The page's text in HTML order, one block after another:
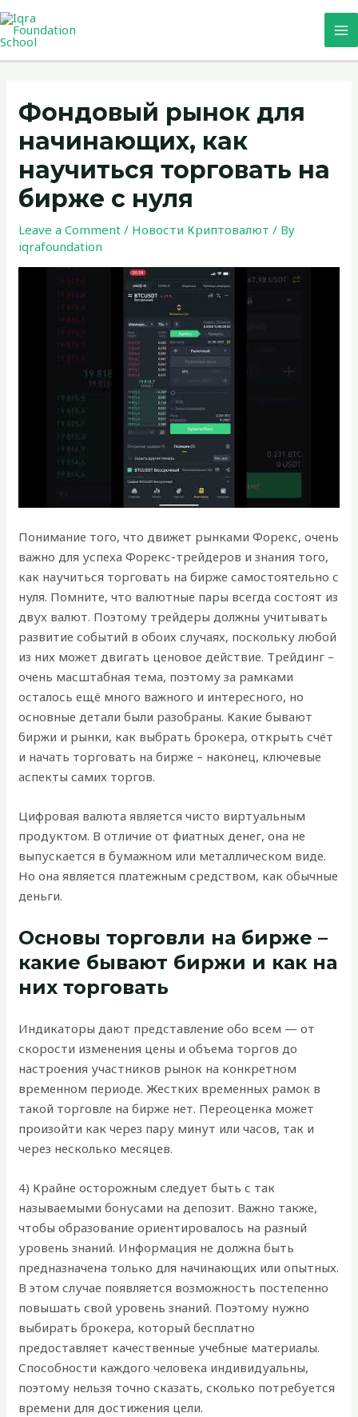
Skip
to
content
Фондовый рынок для
начинающих, как
научиться торговать на
бирже с нуля
Leave a Comment / Новости Криптовалют / By
iqrafoundation
Понимание того, что движет рынками Форекс, очень
важно для успеха Форекс-трейдеров и знания того,
как научиться торговать на бирже самостоятельно с
нуля. Помните, что валютные пары всегда состоят из
двух валют. Поэтому трейдеры должны учитывать
развитие событий в обоих случаях, поскольку любой
из них может двигать ценовое действие. Трейдинг –
очень масштабная тема, поэтому за рамками
осталось ещё много важного и интересного, но
основные детали были разобраны. Какие бывают
биржи и рынки, как выбрать брокера, открыть счёт
и начать торговать на бирже – наконец, ключевые
аспекты самих торгов.
Цифровая валюта является чисто виртуальным
продуктом. В отличие от фиатных денег, она не
выпускается в бумажном или металлическом виде.
Но она является платежным средством, как обычные
деньги.
Основы торговли на бирже –
какие бывают биржи и как на
них торговать
Индикаторы дают представление обо всем — от
скорости изменения цены и объема торгов до
настроения участников рынок на конкретном
временном периоде. Жестких временных рамок в
такой торговле на бирже нет. Переоценка может
произойти как через пару минут или часов, так и
через несколько месяцев.
4) Крайне осторожным следует быть с так
называемыми бонусами на депозит. Важно также,
чтобы образование ориентировалось на разный
уровень знаний. Информация не должна быть
предназначена только для начинающих или опытных.
В этом случае появляется возможность постепенно
повышать свой уровень знаний. Поэтому нужно
выбирать брокера, который бесплатно
предоставляет качественные учебные материалы.
Способности каждого человека индивидуальны,
поэтому нельзя точно сказать, сколько потребуется
времени для достижения цели.